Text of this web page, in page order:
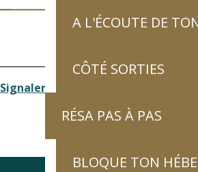
A L'ÉCOUTE DE
CÔTÉ SORTIES
RÉSA PAS À PAS
BLOQUE TON
Signaler une erreur